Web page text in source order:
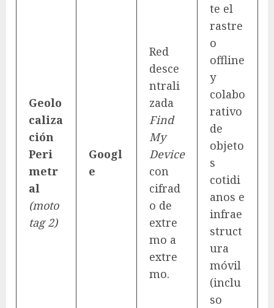
Geolo
caliza
ción
Peri
metr
al
(moto
tag 2)
Googl
e
Red
desce
ntrali
zada
Find
My
Device
con
cifrad
o de
extre
mo a
extre
mo.
te el
rastre
o
offline
y
colabo
rativo
de
objeto
s
cotidi
anos e
infrae
struct
ura
móvil
(inclu
so